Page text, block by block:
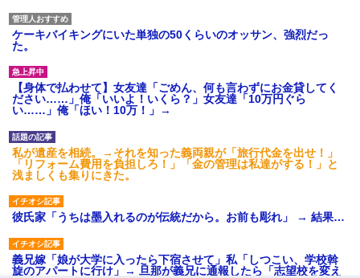
ケーキバイキングにいた単独の50くらいのオッサン、強烈だっ
た。
【身体で払わせて】女友達「ごめん、何も言わずにお金貸してく
ださい……」俺「いいよ！いくら？」女友達「10万円ぐら
い……」俺「ほい！10万！」→
私が遺産を相続。→それを知った義両親が「旅行代金を出せ！」
「リフォーム費用を負担しろ！」「金の管理は私達がする！」と
浅ましくも集りにきた。
彼氏家「うちは墨入れるのが伝統だから。お前も彫れ」 → 結果…
義兄嫁「娘が大学に入ったら下宿させて」私「しつこい、学校斡
旋のアパートに行け」→ 旦那が義兄に通報したら「志望校を変え